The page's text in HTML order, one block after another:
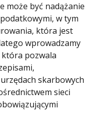
może być nadążanie
w tym
która jest
wprowadzamy
pozwala
skarbowych
sieci